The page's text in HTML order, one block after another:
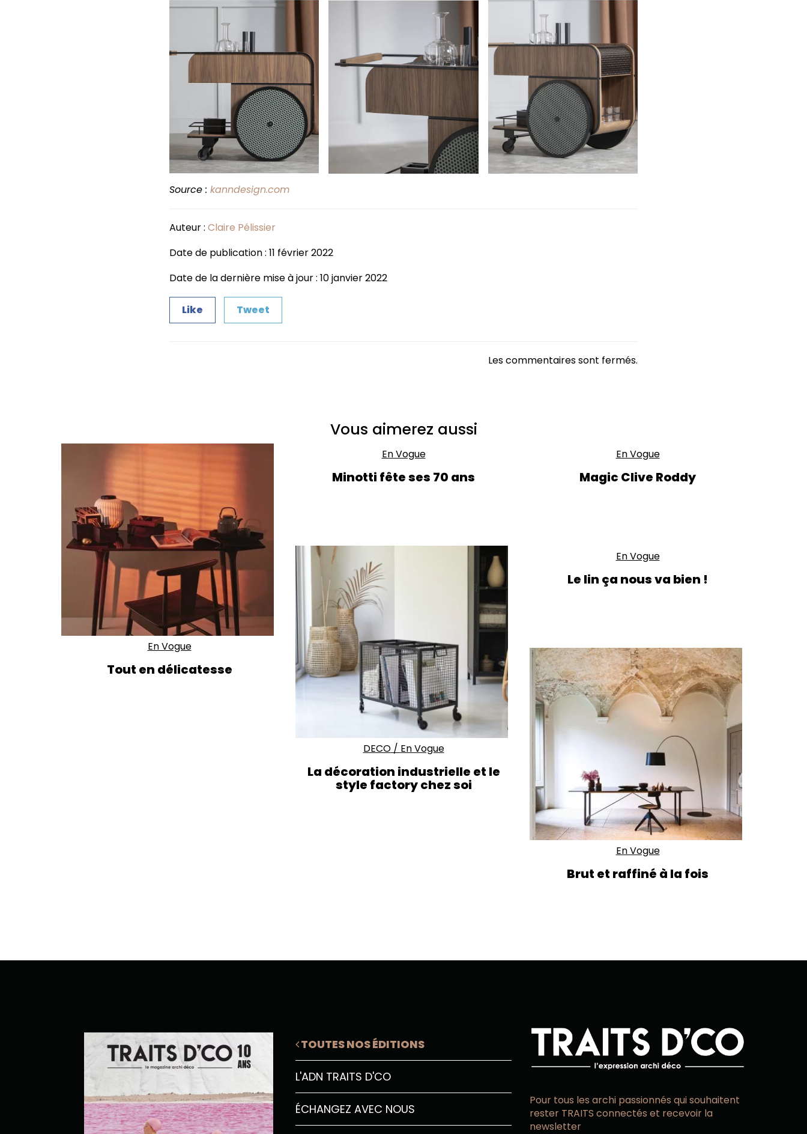
Source : kanndesign.com
Auteur : Claire Pélissier
Date de publication : 11 février 2022
Date de la dernière mise à jour : 10 janvier 2022
Like Tweet
Les commentaires sont fermés.
Vous aimerez aussi
En Vogue
Tout en délicatesse
En Vogue
Minotti fête ses 70 ans
En Vogue
Magic Clive Roddy
DECO/ En Vogue
La décoration industrielle et le
style factory chez soi
En Vogue
Le lin ça nous va bien !
En Vogue
Brut et raffiné à la fois
TOUTES NOS ÉDITIONS
L'ADN TRAITS D'CO
ÉCHANGEZ AVEC NOUS
Pour tous les archi passionnés qui souhaitent
rester TRAITS connectés et recevoir la
newsletter